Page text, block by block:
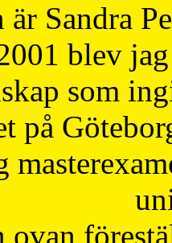
Sandra
blev
som
på
ovan